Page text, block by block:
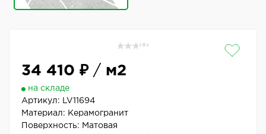
( 0 )
34 410 ₽/ м2
на складе
Артикул:
LV11694
Материал: Керамогранит
Поверхность: Матовая